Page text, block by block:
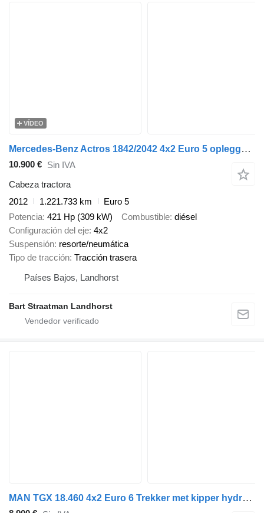
VÍDEO
Mercedes-Benz Actros 1842/2042 4x2 Euro 5 opleggertrekker met kipperhydrauliek
10.900 € Sin IVA
Cabeza tractora
2012
1.221.733 km
Euro 5
Potencia 421 Hp (309 kW) Combustible diésel
Configuración del eje 4x2
Suspensión resorte/neumática
Tipo de tracción Tracción trasera
Países Bajos, Landhorst
Bart Straatman Landhorst
MAN TGX 18.460 4x2 Euro 6 Trekker met kipper hydrauliek (Motorschade